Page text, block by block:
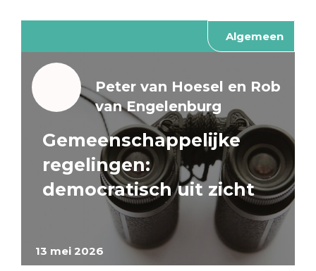
Algemeen
13 mei 2026
Peter van Hoesel en Rob
van Engelenburg
Gemeenschappelijke
regelingen:
democratisch uit zicht